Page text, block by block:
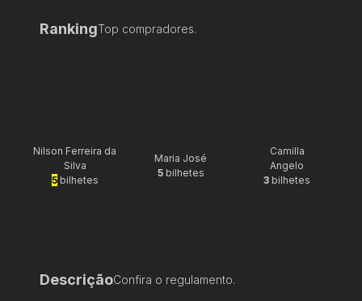
RankingTop compradores.
Nilson Ferreira da
Silva
5bilhetes
Maria José
5bilhetes
Camilla
Angelo
3 bilhetes
DescriçãoConfira o regulamento.